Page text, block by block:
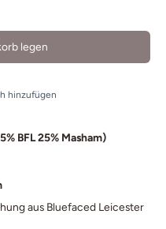
legen
hinzufügen
BFL 25% Masham)
aus Bluefaced Leicester